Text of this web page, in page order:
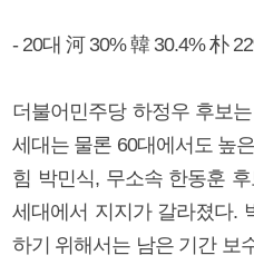
- 20대 河 30% 韓 30.4% 朴
더불어민주당 하정우 후보
세대는 물론 60대에서도 높
힘 박민식, 무소속 한동훈
세대에서 지지가 갈라졌다.
하기 위해서는 남은 기간 보